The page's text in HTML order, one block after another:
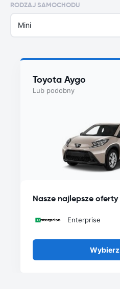
RODZAJ SAMOCHODU
Mini
Toyota Aygo
Lub podobny
Nasze najlepsze oferty
Enterprise
Wybierz